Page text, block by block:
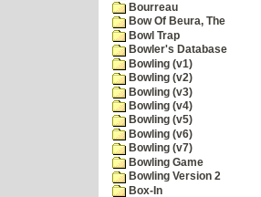
Bourreau
Bow Of Beura, The
Bowl Trap
Bowler's Database
Bowling (v1)
Bowling (v2)
Bowling (v3)
Bowling (v4)
Bowling (v5)
Bowling (v6)
Bowling (v7)
Bowling Game
Bowling Version 2
Box-In